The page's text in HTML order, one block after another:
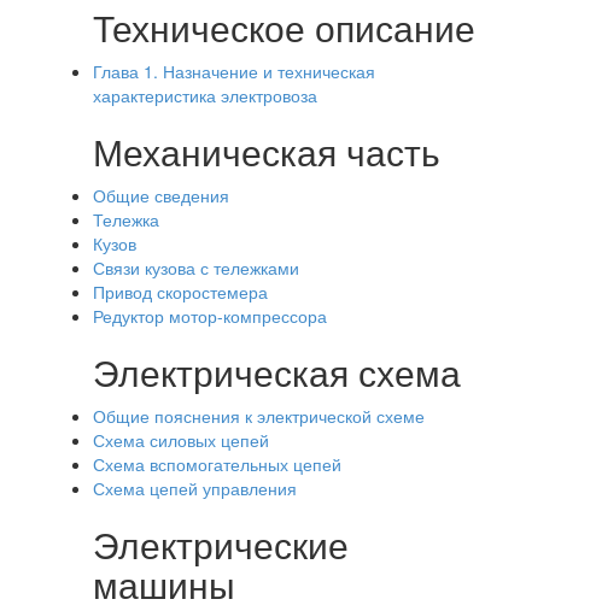
Техническое описание
Глава 1. Назначение и техническая
характеристика электровоза
Механическая часть
Общие сведения
Тележка
Кузов
Связи кузова с тележками
Привод скоростемера
Редуктор мотор-компрессора
Электрическая схема
Общие пояснения к электрической схеме
Схема силовых цепей
Схема вспомогательных цепей
Схема цепей управления
Электрические
машины